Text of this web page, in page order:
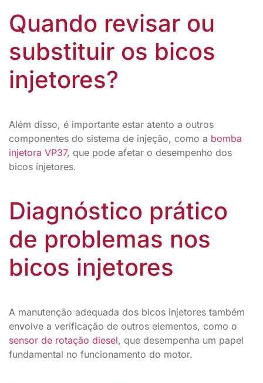
Quando revisar ou
substituir os bicos
injetores?
Além disso, é importante estar atento a outros
componentes do sistema de injeção, como a bomba
injetora VP37, que pode afetar o desempenho dos
bicos injetores.
Diagnóstico prático
de problemas nos
bicos injetores
A manutenção adequada dos bicos injetores também
envolve a verificação de outros elementos, como o
sensor de rotação diesel, que desempenha um papel
fundamental no funcionamento do motor.